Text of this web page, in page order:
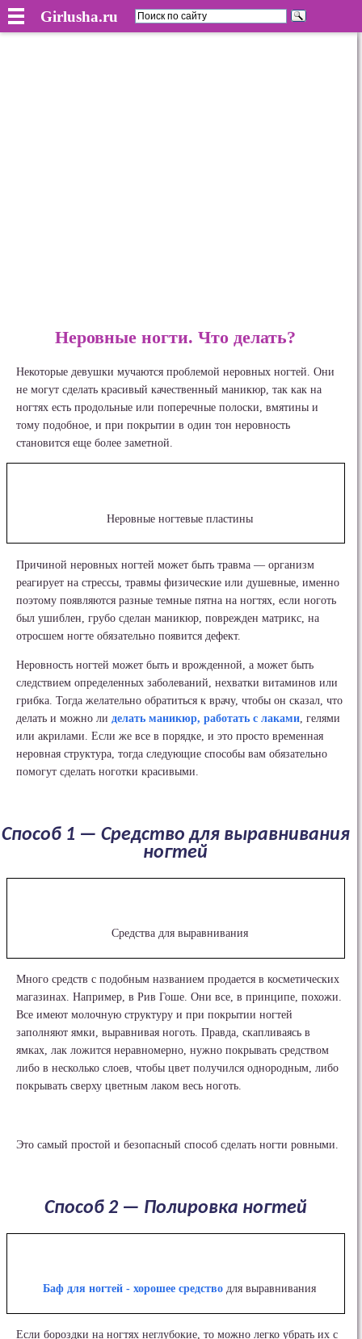
Girlusha.ru
Неровные ногти. Что делать?
Некоторые девушки мучаются проблемой неровных ногтей. Они
не могут сделать красивый качественный маникюр, так как на
ногтях есть продольные или поперечные полоски, вмятины и
тому подобное, и при покрытии в один тон неровность
становится еще более заметной.
Неровные ногтевые пластины
Причиной неровных ногтей может быть травма — организм
реагирует на стрессы, травмы физические или душевные, именно
поэтому появляются разные темные пятна на ногтях, если ноготь
был ушиблен, грубо сделан маникюр, поврежден матрикс, на
отросшем ногте обязательно появится дефект.
Неровность ногтей может быть и врожденной, а может быть
следствием определенных заболеваний, нехватки витаминов или
грибка. Тогда желательно обратиться к врачу, чтобы он сказал, что
делать и можно ли делать маникюр, работать с лаками , гелями
или акрилами. Если же все в порядке, и это просто временная
неровная структура, тогда следующие способы вам обязательно
помогут сделать ноготки красивыми.
Способ 1 — Средство для выравнивания
ногтей
Средства для выравнивания
Много средств с подобным названием продается в косметических
магазинах. Например, в Рив Гоше. Они все, в принципе, похожи.
Все имеют молочную структуру и при покрытии ногтей
заполняют ямки, выравнивая ноготь. Правда, скапливаясь в
ямках, лак ложится неравномерно, нужно покрывать средством
либо в несколько слоев, чтобы цвет получился однородным, либо
покрывать сверху цветным лаком весь ноготь.
Это самый простой и безопасный способ сделать ногти ровными.
Способ 2 — Полировка ногтей
Баф для ногтей - хорошее средство для выравнивания
Если бороздки на ногтях неглубокие, то можно легко убрать их с